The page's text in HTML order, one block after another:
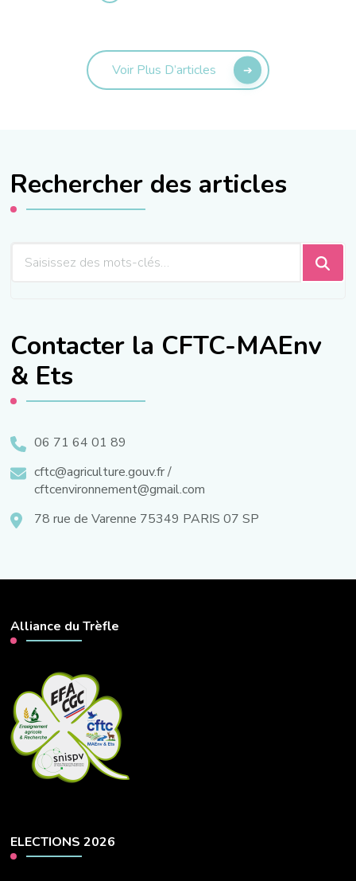
Voir Plus D’articles
Rechercher des articles
?
Contacter la CFTC-MAEnv
& Ets
06 71 64 01 89
cftc@agriculture.gouv.fr /
cftcenvironnement@gmail.com
78 rue de Varenne 75349 PARIS 07 SP
Alliance du Trèfle
ELECTIONS 2026